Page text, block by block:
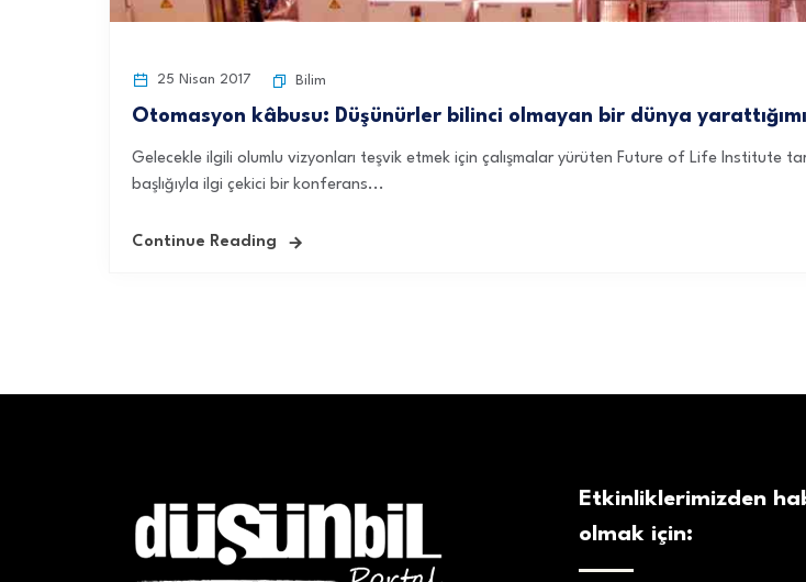
25 Nisan 2017 Bilim
Otomasyon kâbusu: Düşünürler bilinci olmayan bir dünya
Gelecekle ilgili olumlu vizyonları teşvik etmek için çalışmalar yürüten Future of Life Institute
başlığıyla ilgi çekici bir konferans...
Continue Reading
Etkinliklerimizden
olmak için: